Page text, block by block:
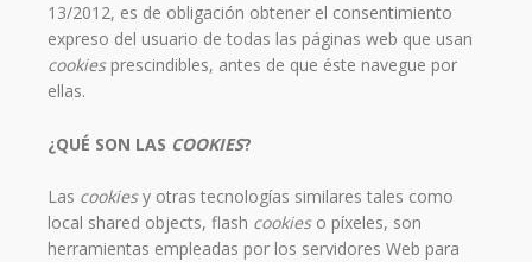
13/2012, es de obligación obtener el consentimiento
expreso del usuario de todas las páginas web que usan
cookies prescindibles, antes de que éste navegue por
ellas.
¿QUÉ SON LAS COOKIES?
Las cookiesy otras tecnologías similares tales como
local shared objects, flash cookies o píxeles, son
herramientas empleadas por los servidores Web para